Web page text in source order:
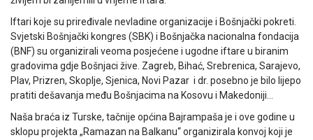
Iftari koje su priređivale nevladine organizacije i Bošnjački pokreti.
Svjetski Bošnjački kongres (SBK) i Bošnjačka nacionalna fondacija
(BNF) su organizirali veoma posjećene i ugodne iftare u biranim
gradovima gdje Bošnjaci žive. Zagreb, Bihać, Srebrenica, Sarajevo,
Plav, Prizren, Skoplje, Sjenica, Novi Pazar i dr. posebno je bilo lijepo
pratiti dešavanja među Bošnjacima na Kosovu i Makedoniji…
Naša braća iz Turske, tačnije općina Bajrampaša je i ove godine u
sklopu projekta „Ramazan na Balkanu“ organizirala konvoj koji je